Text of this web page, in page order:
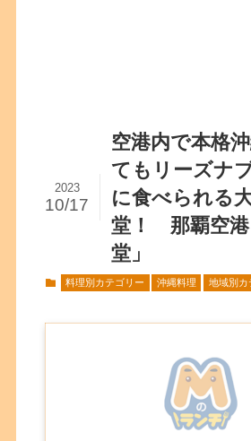
空港内で本格
てもリーズナ
に食べられる
堂！ 那覇空
堂」
2023
10/17
料理別カテゴリー 沖縄料理 地域別カ